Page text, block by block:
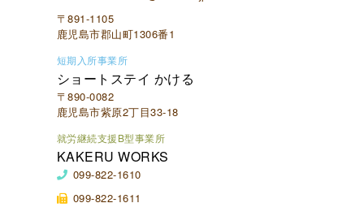
〒891-1105
鹿児島市郡山町1306番1
短期入所事業所
ショートステイ かける
〒890-0082
鹿児島市紫原2丁目33-18
就労継続支援B型事業所
KAKERU WORKS
099-822-1610
099-822-1611